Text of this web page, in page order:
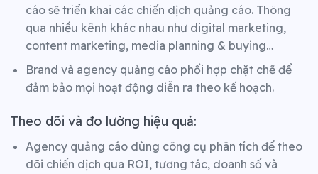
cáo sẽ triển khai các chiến dịch quảng cáo. Thông
qua nhiều kênh khác nhau như digital marketing,
content marketing, media planning & buying…
Brand và agency quảng cáo phối hợp chặt chẽ để
đảm bảo mọi hoạt động diễn ra theo kế hoạch.
Theo dõi và đo lường hiệu quả:
Agency quảng cáo dùng công cụ phân tích để theo
dõi chiến dịch qua ROI, tương tác, doanh số và